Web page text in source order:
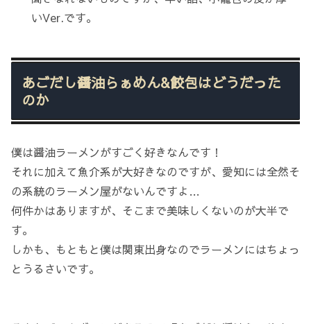
いVer.です。
あごだし醤油らぁめん&餃包はどうだった
のか
僕は醤油ラーメンがすごく好きなんです！
それに加えて魚介系が大好きなのですが、愛知には全然そ
の系統のラーメン屋がないんですよ…
何件かはありますが、そこまで美味しくないのが大半で
す。
しかも、もともと僕は関東出身なのでラーメンにはちょっ
とうるさいです。